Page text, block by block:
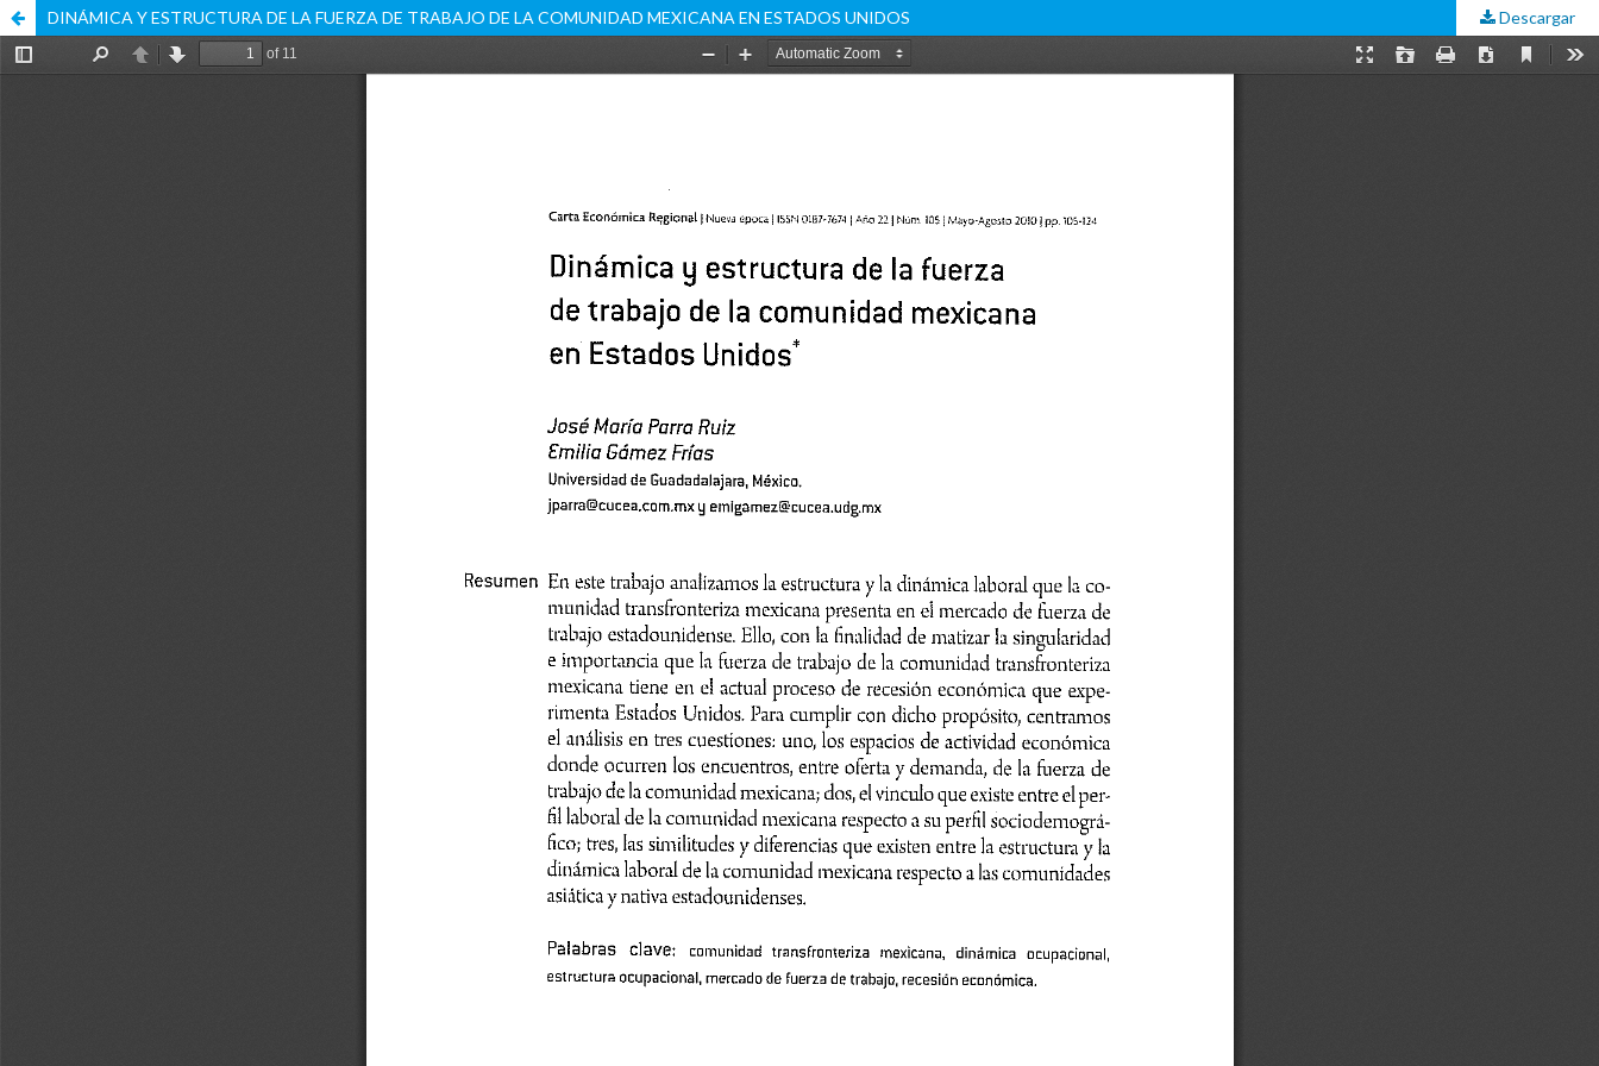
DINÁMICA Y ESTRUCTURA DE LA FUERZA DE TRABAJO DE LA COMUNIDAD MEXICANA EN ESTADOS UNIDOS Descargar